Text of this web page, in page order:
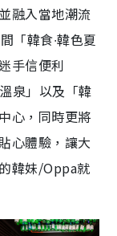
融入當地潮流
「韓食∙韓色夏
手信便利
泉」以及「韓
心，同時更將
心體驗，讓大
韓妹/Oppa就